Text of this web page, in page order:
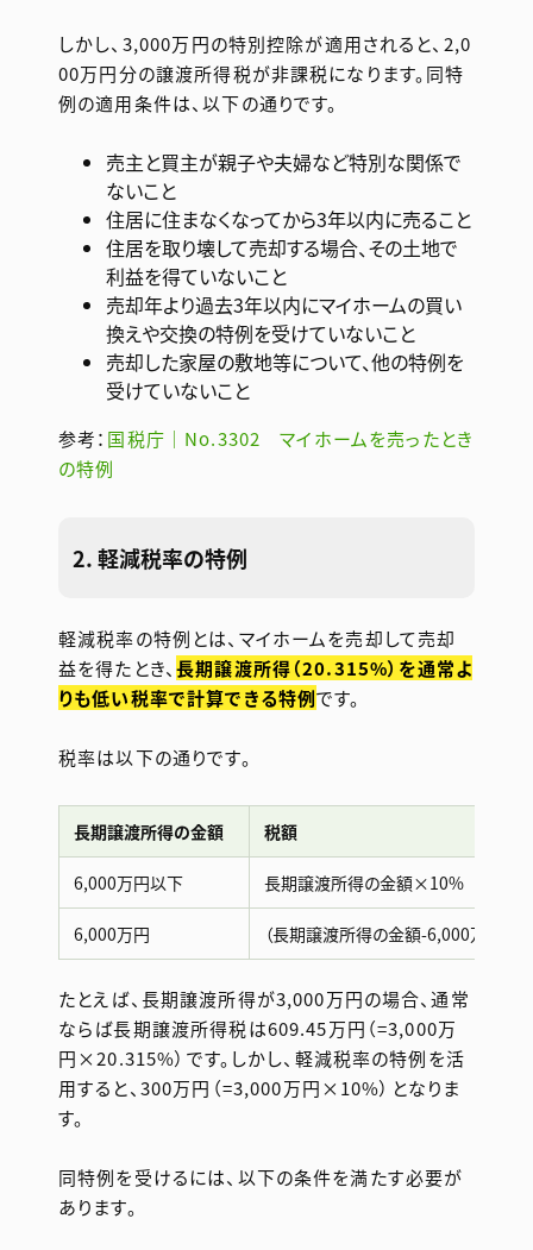
しかし、3,000万円の特別控除が適用されると、2,0
00万円分の譲渡所得税が非課税になります。同特
例の適用条件は、以下の通りです。
売主と買主が親子や夫婦など特別な関係で
ないこと
住居に住まなくなってから3年以内に売ること
住居を取り壊して売却する場合、その土地で
利益を得ていないこと
売却年より過去3年以内にマイホームの買い
換えや交換の特例を受けていないこと
売却した家屋の敷地等について、他の特例を
受けていないこと
参考： 国税庁｜No.3302 マイホームを売ったとき
の特例
2. 軽減税率の特例
軽減税率の特例とは、マイホームを売却して売却
益を得たとき、長期譲渡所得（20.315%）を通常よ
りも低い税率で計算できる特例です。
税率は以下の通りです。
長期譲渡所得の金額 税額
6,000万円以下 長期譲渡所得の金額×10%
6,000万円 （長期譲渡所得の金額-6,000万円）
たとえば、長期譲渡所得が3,000万円の場合、通常
ならば長期譲渡所得税は609.45万円（=3,000万
円×20.315%）です。しかし、軽減税率の特例を活
用すると、300万円（=3,000万円×10%）となりま
す。
同特例を受けるには、以下の条件を満たす必要が
あります。